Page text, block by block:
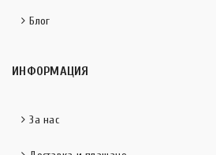
Блог
ИНФОРМАЦИЯ
За нас